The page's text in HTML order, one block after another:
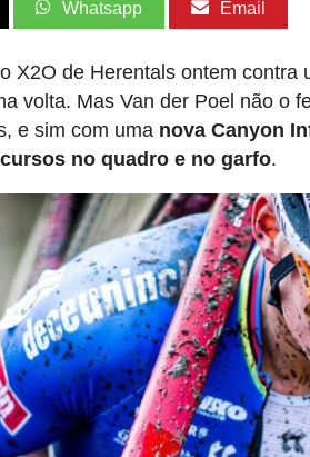
Whatsapp Email
X2O de Herentals ontem
volta. Mas Van der Poel não o
e sim com uma nova Canyon
no quadro e no garfo.